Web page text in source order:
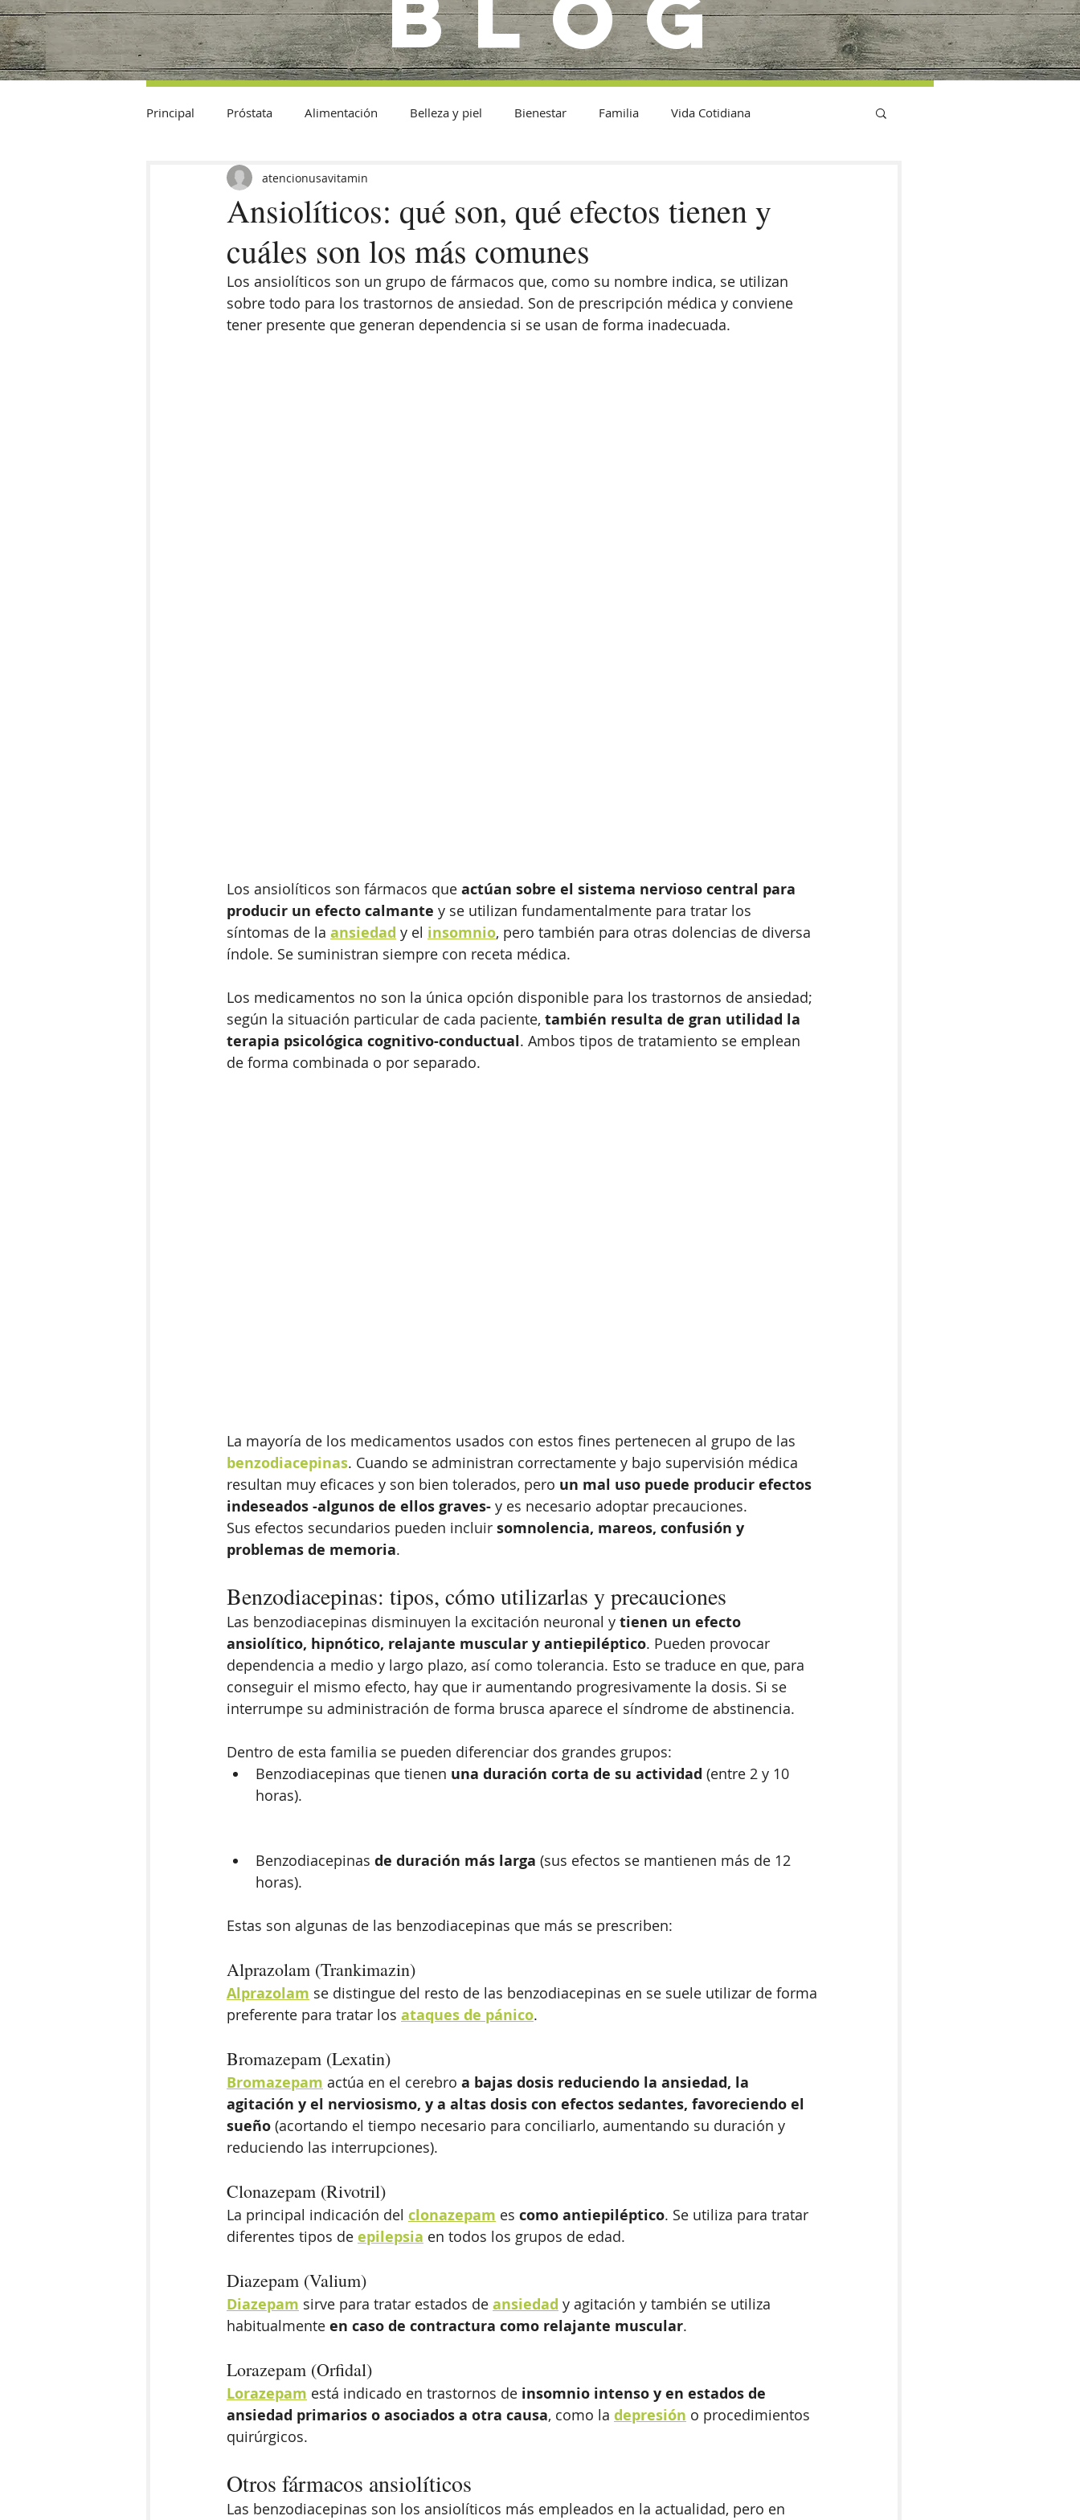
Principal Próstata Alimentación Belleza y piel Bienestar Familia Vida Cotidiana
Datos Curiosos
Ansiolíticos: qué son, qué efectos tienen y
cuáles son los más comunes
atencionusavitamin
Los ansiolíticos son un grupo de fármacos que, como su nombre indica, se utilizan
sobre todo para los trastornos de ansiedad. Son de prescripción médica y conviene
tener presente que generan dependencia si se usan de forma inadecuada.
Los ansiolíticos son fármacos que actúan sobre el sistema nervioso central para
producir un efecto calmante y se utilizan fundamentalmente para tratar los
síntomas de la ansiedad y el insomnio, pero también para otras dolencias de diversa
índole. Se suministran siempre con receta médica.
Los medicamentos no son la única opción disponible para los trastornos de ansiedad;
según la situación particular de cada paciente, también resulta de gran utilidad la
terapia psicológica cognitivo-conductual. Ambos tipos de tratamiento se emplean
de forma combinada o por separado.
La mayoría de los medicamentos usados con estos fines pertenecen al grupo de las
benzodiacepinas. Cuando se administran correctamente y bajo supervisión médica
resultan muy eficaces y son bien tolerados, pero un mal uso puede producir efectos
indeseados -algunos de ellos graves- y es necesario adoptar precauciones.
Sus efectos secundarios pueden incluir somnolencia, mareos, confusión y
problemas de memoria.
Benzodiacepinas: tipos, cómo utilizarlas y precauciones
Las benzodiacepinas disminuyen la excitación neuronal y tienen un efecto
ansiolítico, hipnótico, relajante muscular y antiepiléptico. Pueden provocar
dependencia a medio y largo plazo, así como tolerancia. Esto se traduce en que, para
conseguir el mismo efecto, hay que ir aumentando progresivamente la dosis. Si se
interrumpe su administración de forma brusca aparece el síndrome de abstinencia.
Dentro de esta familia se pueden diferenciar dos grandes grupos:
Benzodiacepinas que tienen una duración corta de su actividad (entre 2 y 10
horas).
Benzodiacepinas de duración más larga (sus efectos se mantienen más de 12
horas).
Estas son algunas de las benzodiacepinas que más se prescriben:
Alprazolam (Trankimazin)
Alprazolam se distingue del resto de las benzodiacepinas en se suele utilizar de forma
preferente para tratar los ataques de pánico.
Bromazepam (Lexatin)
Bromazepam actúa en el cerebro a bajas dosis reduciendo la ansiedad, la
agitación y el nerviosismo, y a altas dosis con efectos sedantes, favoreciendo el
sueño (acortando el tiempo necesario para conciliarlo, aumentando su duración y
reduciendo las interrupciones).
Clonazepam (Rivotril)
La principal indicación del clonazepam es como antiepiléptico. Se utiliza para tratar
diferentes tipos de epilepsia en todos los grupos de edad.
Diazepam (Valium)
Diazepam sirve para tratar estados de ansiedad y agitación y también se utiliza
habitualmente en caso de contractura como relajante muscular.
Lorazepam (Orfidal)
Lorazepam está indicado en trastornos de insomnio intenso y en estados de
ansiedad primarios o asociados a otra causa, como la depresión o procedimientos
quirúrgicos.
Otros fármacos ansiolíticos
Las benzodiacepinas son los ansiolíticos más empleados en la actualidad, pero en